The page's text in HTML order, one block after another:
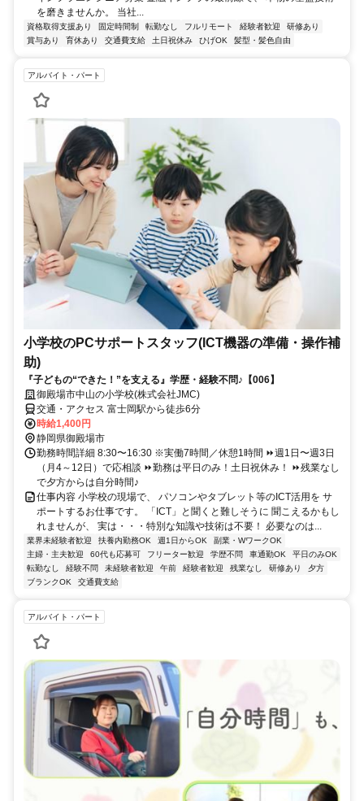
を磨きませんか。 当社...
資格取得支援あり 固定時間制 転勤なし フルリモート 経験者歓迎
研修あり
賞与あり
育休あり 交通費支給 土日祝休み ひげOK 髪型・髪色自由
アルバイト・パート
小学校のPCサポートスタッフ(ICT機器の準備・操作補
助)
『子どもの“できた！”を支える』学歴・経験不問♪【006】
御殿場市中山の小学校(株式会社JMC)
交通・アクセス 富士岡駅から徒歩6分
時給1,400円
静岡県御殿場市
勤務時間詳細 8:30〜16:30 ※実働7時間／休憩1時間 ⏩週1日〜週3日
（月4～12日）で応相談 ⏩勤務は平日のみ！土日祝休み！ ⏩残業なし
で夕方からは自分時間♪
仕事内容 小学校の現場で、 パソコンやタブレット等のICT活用を サ
ポートするお仕事です。 「ICT」と聞くと難しそうに 聞こえるかもし
れませんが、 実は・・・特別な知識や技術は不要！ 必要なのは...
業界未経験者歓迎 扶養内勤務OK 週1日からOK
副業・WワークOK
主婦・主夫歓迎
60代も応募可 フリーター歓迎 学歴不問 車通勤OK
平日のみOK
転勤なし
経験不問 未経験者歓迎 午前 経験者歓迎 残業なし 研修あり
夕方
ブランクOK
交通費支給
アルバイト・パート